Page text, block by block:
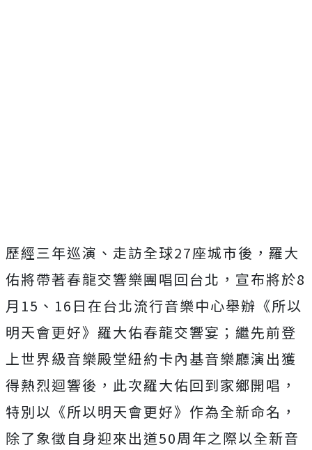
歷經三年巡演、走訪全球27座城市後，羅大
佑將帶著春龍交響樂團唱回台北，宣布將於8
月 15 、 16 日在台北流行音樂中心舉辦《所以
明天會更好》羅大佑春龍交響宴；繼先前登
上世界級音樂殿堂紐約卡內基音樂廳演出獲
得熱烈迴響後，此次羅大佑回到家鄉開唱，
特別以《所以明天會更好》作為全新命名，
除了象徵自身迎來出道50周年之際以全新音